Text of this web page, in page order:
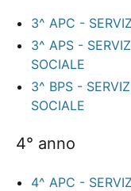
3^ APC -
3^ APS -
SOCIALE
3^ BPS -
SOCIALE
4° anno
4^ APC -